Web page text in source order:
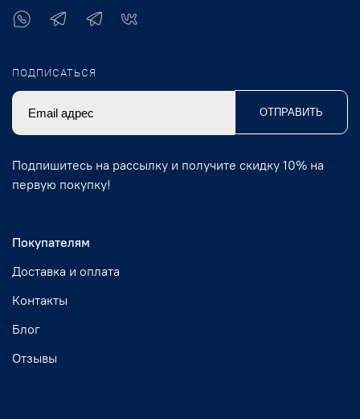
Покупателям
Доставка и оплата
Контакты
Блог
Отзывы
ПОДПИСАТЬСЯ
ОТПРАВИТЬ
Подпишитесь на рассылку и получите скидку 10% на
первую покупку!